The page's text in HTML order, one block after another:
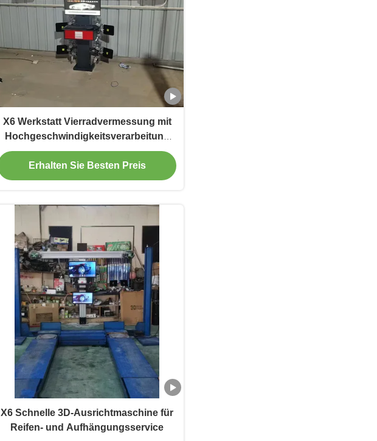
X6 Werkstatt Vierradvermessung mit
Hochgeschwindigkeitsverarbeitung
und -betrieb
Erhalten Sie Besten Preis
X6 Schnelle 3D-Ausrichtmaschine für
Reifen- und Aufhängungsservice